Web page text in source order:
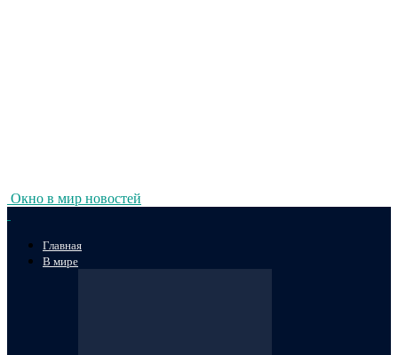
Окно в мир новостей
Главная
В мире